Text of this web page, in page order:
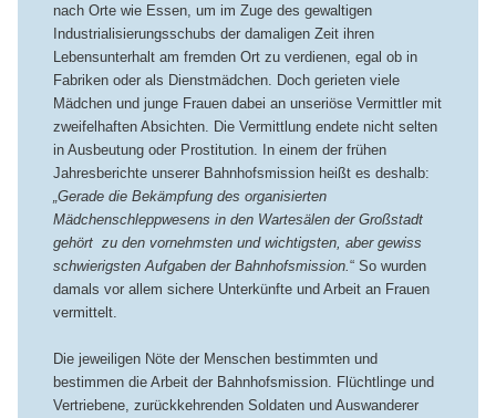
nach Orte wie Essen, um im Zuge des gewaltigen
Industrialisierungsschubs der damaligen Zeit ihren
Lebensunterhalt am fremden Ort zu verdienen, egal ob in
Fabriken oder als Dienstmädchen. Doch gerieten viele
Mädchen und junge Frauen dabei an unseriöse Vermittler mit
zweifelhaften Absichten. Die Vermittlung endete nicht selten
in Ausbeutung oder Prostitution. In einem der frühen
Jahresberichte unserer Bahnhofsmission heißt es deshalb:
„Gerade die Bekämpfung des organisierten
Mädchenschleppwesens in den Wartesälen der Großstadt
gehört zu den vornehmsten und wichtigsten, aber gewiss
schwierigsten Aufgaben der Bahnhofsmission. “ So wurden
damals vor allem sichere Unterkünfte und Arbeit an Frauen
vermittelt.
Die jeweiligen Nöte der Menschen bestimmten und
bestimmen die Arbeit der Bahnhofsmission. Flüchtlinge und
Vertriebene, zurückkehrenden Soldaten und Auswanderer